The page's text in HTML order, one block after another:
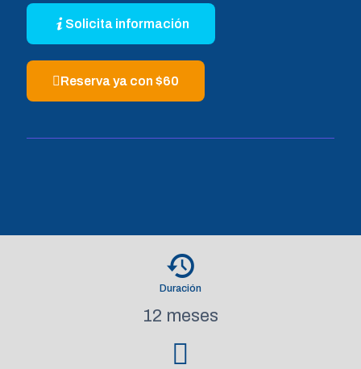
Solicita información
Reserva ya con $60
Duración
12 meses